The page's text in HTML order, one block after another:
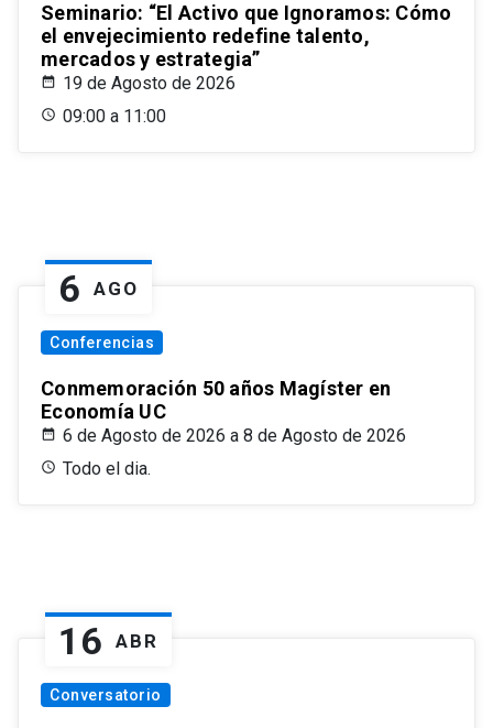
Seminario: “El Activo que Ignoramos: Cómo
el envejecimiento redefine talento,
mercados y estrategia”
19 de Agosto de 2026
09:00 a 11:00
6 AGO
Conferencias
Conmemoración 50 años Magíster en
Economía UC
6 de Agosto de 2026 a 8 de Agosto de 2026
Todo el dia.
16 ABR
Conversatorio